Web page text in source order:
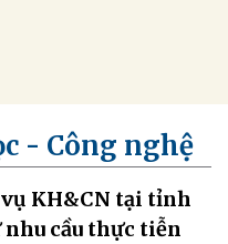
- Công nghệ
KH&CN tại tỉnh
cầu thực tiễn